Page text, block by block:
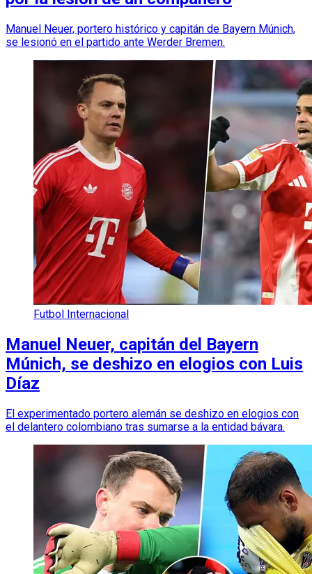
Manuel Neuer, portero histórico y capitán de Bayern Múnich,
se lesionó en el partido ante Werder Bremen.
Futbol Internacional
Manuel Neuer, capitán del Bayern
Múnich, se deshizo en elogios con Luis
Díaz
El experimentado portero alemán se deshizo en elogios con
el delantero colombiano tras sumarse a la entidad bávara.